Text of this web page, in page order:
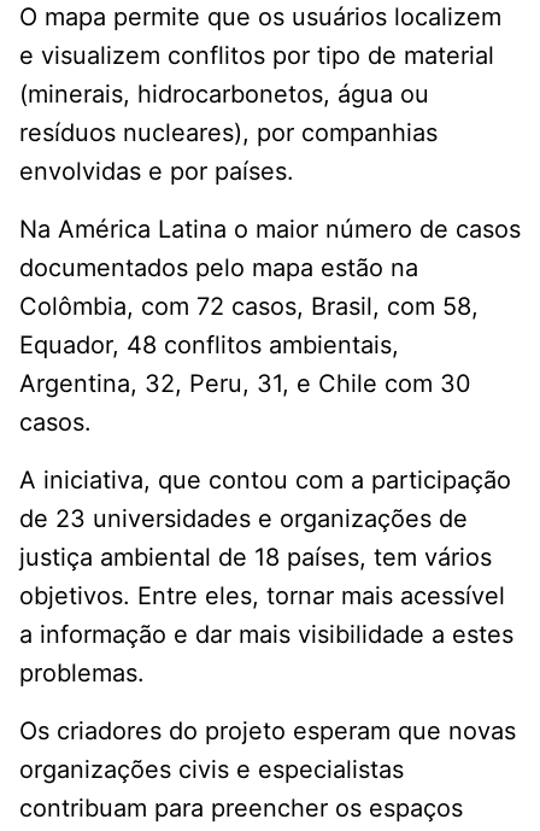
O mapa permite que os usuários localizem
e visualizem conflitos por tipo de material
(minerais, hidrocarbonetos, água ou
resíduos nucleares), por companhias
envolvidas e por países.
Na América Latina o maior número de casos
documentados pelo mapa estão na
Colômbia, com 72 casos, Brasil, com 58,
Equador, 48 conflitos ambientais,
Argentina, 32, Peru, 31, e Chile com 30
casos.
A iniciativa, que contou com a participação
de 23 universidades e organizações de
justiça ambiental de 18 países, tem vários
objetivos. Entre eles, tornar mais acessível
a informação e dar mais visibilidade a estes
problemas.
Os criadores do projeto esperam que novas
organizações civis e especialistas
contribuam para preencher os espaços